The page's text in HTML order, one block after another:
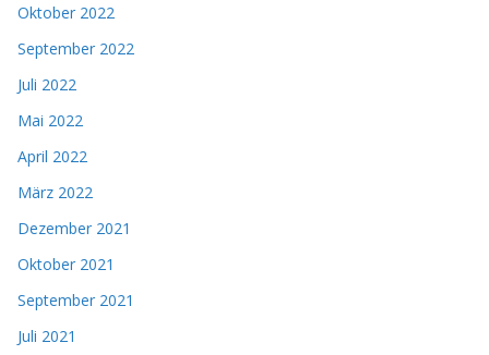
Oktober 2022
September 2022
Juli 2022
Mai 2022
April 2022
März 2022
Dezember 2021
Oktober 2021
September 2021
Juli 2021